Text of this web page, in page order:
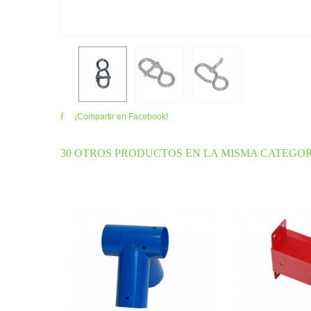
¡Compartir en Facebook!
30 OTROS PRODUCTOS EN LA MISMA